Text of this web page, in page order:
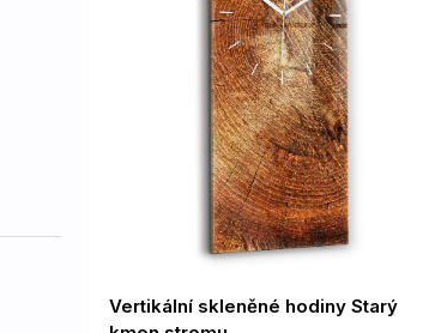
Vertikální skleněné hodiny Starý